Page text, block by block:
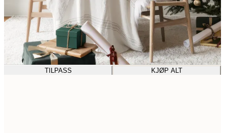
TILPASS KJØP ALT